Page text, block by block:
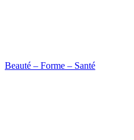
Beauté – Forme – Santé